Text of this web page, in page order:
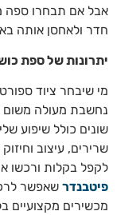
אבל אם תבחרו ספה
חדר ולאחסן אותה
יתרונות של ספת
מי שיבחר ציוד
נחשבת מעולה משום
שונים כולל שיפוע
שרירים, עיצוב
לקפל בקלות ורכשו
פיטבנדר שאפשר
מכשירים מקצועיים